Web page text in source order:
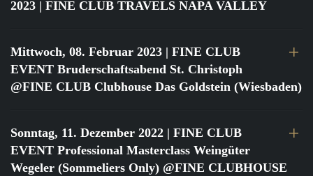
2023 | FINE CLUB TRAVELS NAPA VALLEY
Mittwoch, 08. Februar 2023 | FINE CLUB
EVENT Bruderschaftsabend St. Christoph
@FINE CLUB Clubhouse Das Goldstein (Wiesbaden)
Sonntag, 11. Dezember 2022 | FINE CLUB
EVENT Professional Masterclass Weingüter
Wegeler (Sommeliers Only) @FINE CLUBHOUSE